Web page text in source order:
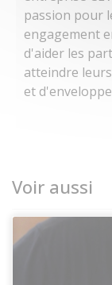
passion pour
engagement
d'aider les
atteindre
et
Voir aussi